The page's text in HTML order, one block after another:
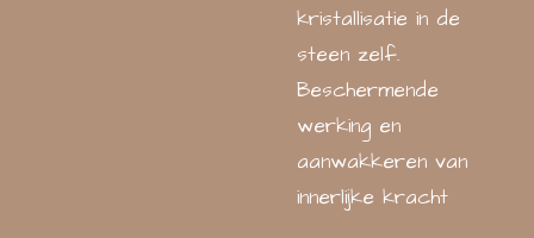
kristallisatie in de
steen zelf.
Beschermende
werking en
aanwakkeren van
innerlijke kracht